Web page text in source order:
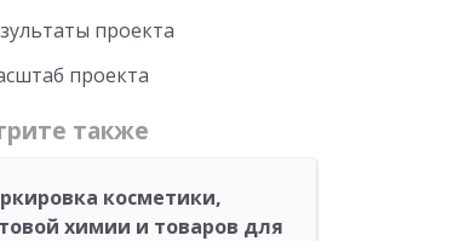
проекта
проекта
также
косметики,
химии и товаров для